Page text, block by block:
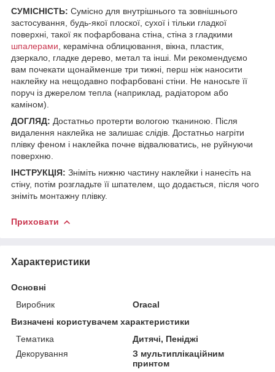
СУМІСНІСТЬ: Сумісно для внутрішнього та зовнішнього
застосування, будь-якої плоскої, сухої і тільки гладкої
поверхні, такої як пофарбована стіна, стіна з гладкими
шпалерами , керамічна облицювання, вікна, пластик,
дзеркало, гладке дерево, метал та інші. Ми рекомендуємо
вам почекати щонайменше три тижні, перш ніж наносити
наклейку на нещодавно пофарбовані стіни. Не наносьте її
поруч із джерелом тепла (наприклад, радіатором або
каміном).
ДОГЛЯД: Достатньо протерти вологою тканиною. Після
видалення наклейка не залишає слідів. Достатньо нагріти
плівку феном і наклейка почне відвалюватись, не руйнуючи
поверхню.
ІНСТРУКЦІЯ: Зніміть нижню частину наклейки і нанесіть на
стіну, потім розгладьте її шпателем, що додається, після чого
зніміть монтажну плівку.
Приховати
Характеристики
Основні
Виробник
Oracal
Визначені користувачем характеристики
Тематика
Дитячі, Пеніджі
Декорування
З мультиплікаційним
принтом